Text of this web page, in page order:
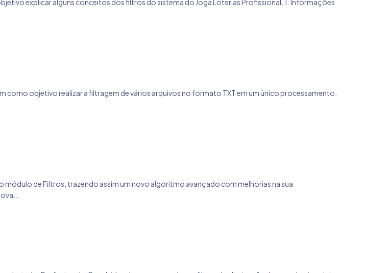
explicar alguns conceitos dos filtros do sistema do Joga Loterias Profissional. 1. Informações
como objetivo realizar a filtragem de vários arquivos no formato TXT em um único processamento.
de Filtros, trazendo assim um novo algoritmo avançado com melhorias na sua